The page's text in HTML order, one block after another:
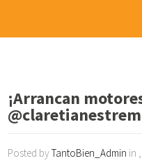
¡Arrancan
Posted byTantoBien_Admin in